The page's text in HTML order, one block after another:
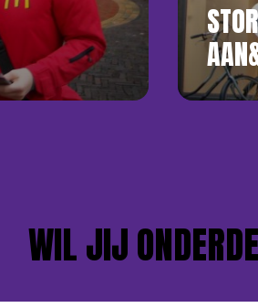
WIL JIJ